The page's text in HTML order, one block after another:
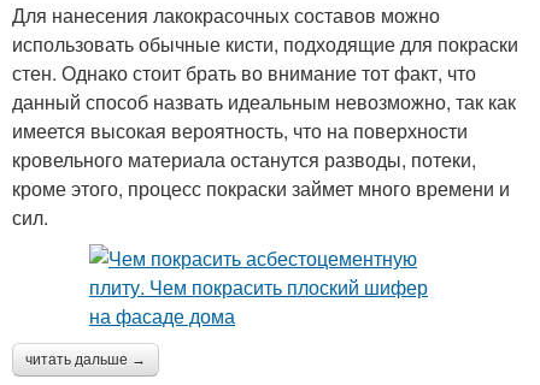
Для нанесения лакокрасочных составов можно
использовать обычные кисти, подходящие для покраски
стен. Однако стоит брать во внимание тот факт, что
данный способ назвать идеальным невозможно, так как
имеется высокая вероятность, что на поверхности
кровельного материала останутся разводы, потеки,
кроме этого, процесс покраски займет много времени и
сил.
читать дальше →